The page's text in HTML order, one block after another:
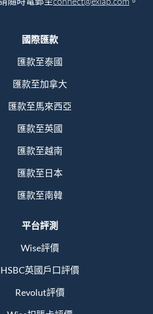
國際匯款
匯款至泰國
匯款至加拿大
匯款至馬來西亞
匯款至英國
匯款至越南
匯款至日本
匯款至南韓
平台評測
Wise評價
HSBC英國戶口評價
Revolut評價